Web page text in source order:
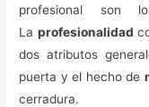
profesional son
La profesionalidad
dos atributos
puerta y el hecho de
cerradura.